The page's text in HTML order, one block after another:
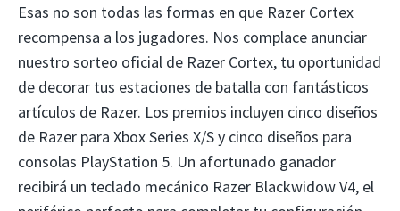
Esas no son todas las formas en que Razer Cortex
recompensa a los jugadores. Nos complace anunciar
nuestro sorteo oficial de Razer Cortex, tu oportunidad
de decorar tus estaciones de batalla con fantásticos
artículos de Razer. Los premios incluyen cinco diseños
de Razer para Xbox Series X/S y cinco diseños para
consolas PlayStation 5. Un afortunado ganador
recibirá un teclado mecánico Razer Blackwidow V4, el